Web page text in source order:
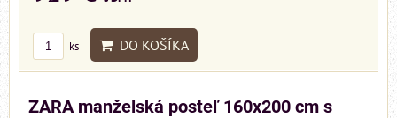
ks DO KOŠÍKA
ZARA manželská posteľ 160x200 cm s